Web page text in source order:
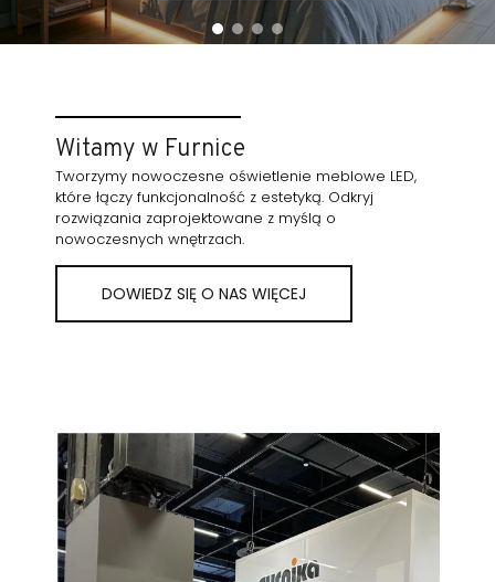
Witamy w Furnice
Tworzymy nowoczesne oświetlenie meblowe LED,
które łączy funkcjonalność z estetyką. Odkryj
rozwiązania zaprojektowane z myślą o
nowoczesnych wnętrzach.
DOWIEDZ SIĘ O NAS WIĘCEJ